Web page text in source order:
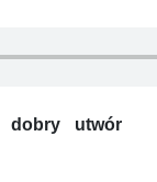
dobry utwór